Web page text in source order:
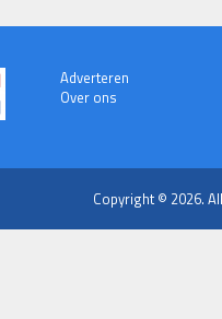
Adverteren
Over ons
Copyright © 2026.